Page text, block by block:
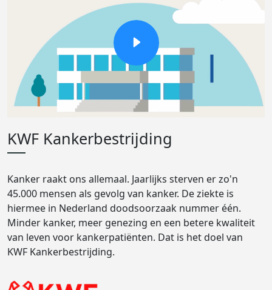
KWF Kankerbestrijding
Kanker raakt ons allemaal. Jaarlijks sterven er zo'n
45.000 mensen als gevolg van kanker. De ziekte is
hiermee in Nederland doodsoorzaak nummer één.
Minder kanker, meer genezing en een betere kwaliteit
van leven voor kankerpatiënten. Dat is het doel van
KWF Kankerbestrijding.